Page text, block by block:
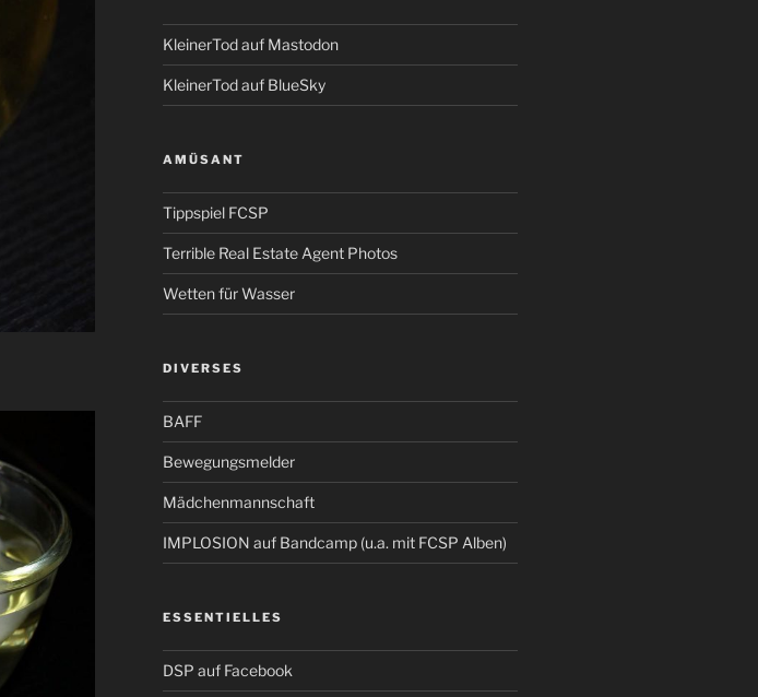
KleinerTod auf Mastodon
KleinerTod auf BlueSky
AMÜSANT
Tippspiel FCSP
Terrible Real Estate Agent Photos
Wetten für Wasser
DIVERSES
BAFF
Bewegungsmelder
Mädchenmannschaft
IMPLOSION auf Bandcamp (u.a. mit FCSP Alben)
ESSENTIELLES
DSP auf Facebook